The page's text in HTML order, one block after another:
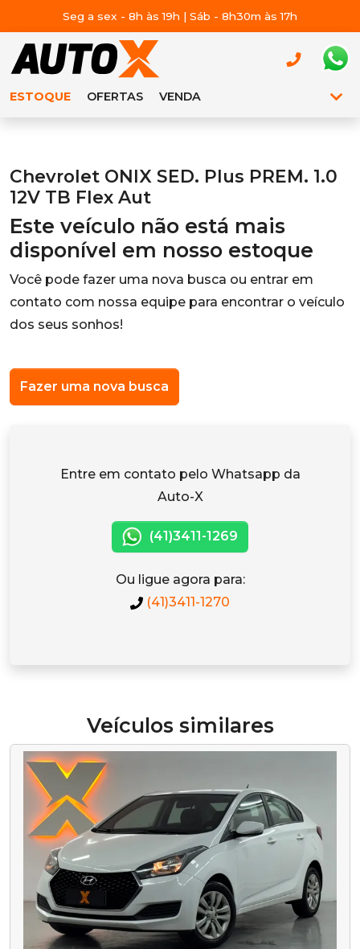
Seg a sex - 8h às 19h | Sáb - 8h30m às 17h
ESTOQUE OFERTAS VENDA
Chevrolet ONIX SED. Plus PREM. 1.0
12V TB Flex Aut
Este veículo não está mais
disponível em nosso estoque
Você pode fazer uma nova busca ou entrar em
contato com nossa equipe para encontrar o veículo
dos seus sonhos!
Fazer uma nova busca
Entre em contato pelo Whatsapp da
Auto-X
(41)3411-1269
Ou ligue agora para:
(41)3411-1270
Veículos similares